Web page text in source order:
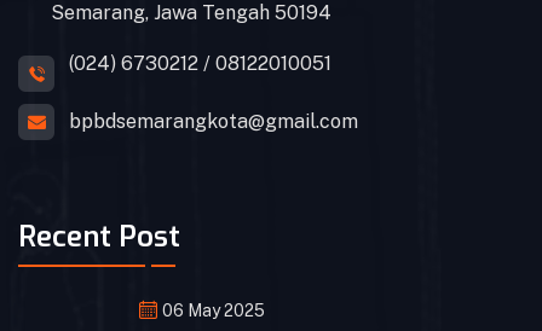
Semarang, Jawa Tengah 50194
(024) 6730212 / 08122010051
bpbdsemarangkota@gmail.com
Recent Post
06 May 2025